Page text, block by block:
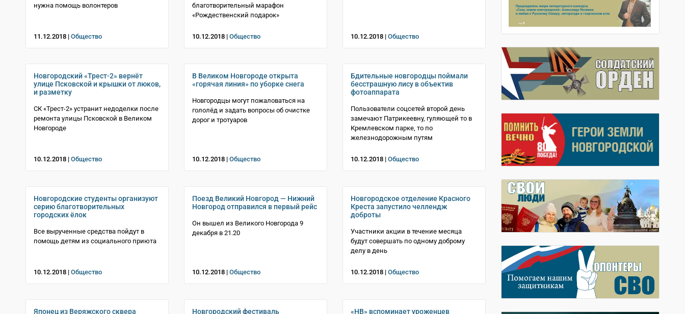
нужна помощь волонтеров
11.12.2018 | Общество
благотворительный марафон
«Рождественский подарок»
10.12.2018 | Общество 10.12.2018 | Общество
Новгородский «Трест-2» вернёт
улице Псковской и крышки от люков,
и разметку
СК «Трест-2» устранит недоделки после
ремонта улицы Псковской в Великом
Новгороде
10.12.2018 | Общество
В Великом Новгороде открыта
«горячая линия» по уборке снега
Новгородцы могут пожаловаться на
гололёд и задать вопросы об очистке
дорог и тротуаров
10.12.2018 | Общество
Бдительные новгородцы поймали
бесстрашную лису в объектив
фотоаппарата
Пользователи соцсетей второй день
замечают Патрикеевну, гуляющей то в
Кремлевском парке, то по
железнодорожным путям
10.12.2018 | Общество
Новгородские студенты организуют
серию благотворительных
городских ёлок
Все вырученные средства пойдут в
помощь детям из социального приюта
10.12.2018 | Общество
Поезд Великий Новгород — Нижний
Новгород отправился в первый рейс
Он вышел из Великого Новгорода 9
декабря в 21.20
10.12.2018 | Общество
Новгородское отделение Красного
Креста запустило челлендж
доброты
Участники акции в течение месяца
будут совершать по одному доброму
делу в день
10.12.2018 | Общество
Японец из Веряжского сквера
Новгородский фестиваль
«НВ» вспоминает уроженцев